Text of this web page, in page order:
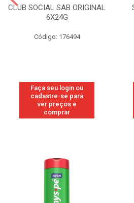
CLUB SOCIAL SAB ORIGINAL
6X24G
Código: 176494
Faça seu login ou
cadastre-se para
ver preços e
comprar